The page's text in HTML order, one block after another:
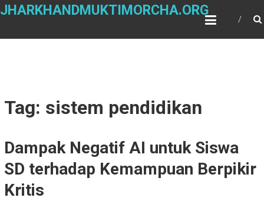
Skip
JHARKHANDMUKTIMORCHA.ORG
Tag: sistem pendidikan
Dampak Negatif AI untuk Siswa
SD terhadap Kemampuan Berpikir
Kritis